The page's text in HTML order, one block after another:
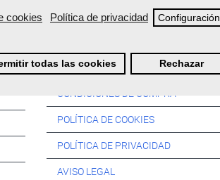
cookies Política de privacidad Configuración
todas las cookies Rechazar
Información:
CONDICIONES DE COMPRA
POLÍTICA DE COOKIES
POLÍTICA DE PRIVACIDAD
AVISO LEGAL